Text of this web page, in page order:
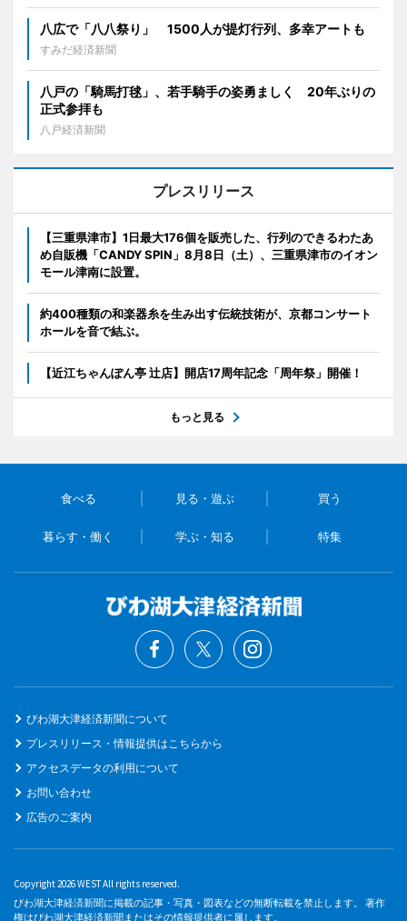
八広で「八八祭り」 1500人が提灯行列、多幸アートも
すみだ経済新聞
八戸の「騎馬打毬」、若手騎手の姿勇ましく 20年ぶりの
正式参拝も
八戸経済新聞
プレスリリース
【三重県津市】1日最大176個を販売した、行列のできるわたあ
め自販機「CANDY SPIN」8月8日（土）、三重県津市のイオン
モール津南に設置。
約400種類の和楽器糸を生み出す伝統技術が、京都コンサート
ホールを音で結ぶ。
【近江ちゃんぽん亭 辻店】開店17周年記念「周年祭」開催！
もっと見る
食べる 見る・遊ぶ 買う
暮らす・働く 学ぶ・知る 特集
びわ湖大津経済新聞について
プレスリリース・情報提供はこちらから
アクセスデータの利用について
お問い合わせ
広告のご案内
Copyright 2026 WEST All rights reserved.
びわ湖大津経済新聞に掲載の記事・写真・図表などの無断転載を禁止します。 著作
権はびわ湖大津経済新聞またはその情報提供者に属します。